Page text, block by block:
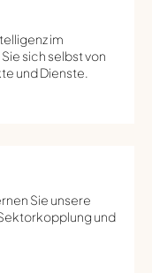
im
sich selbst von
und Dienste.
Sie unsere
und